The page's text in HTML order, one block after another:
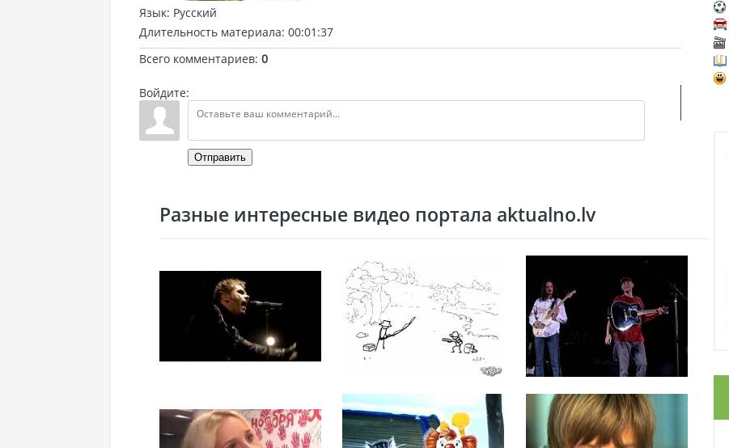
Язык: Русский
Длительность материала: 00:01:37
Всего комментариев: 0
Войдите:
Отправить
Разные интересные видео портала aktualno.lv